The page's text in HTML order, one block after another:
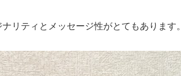
リティとメッセージ性がとてもあります。